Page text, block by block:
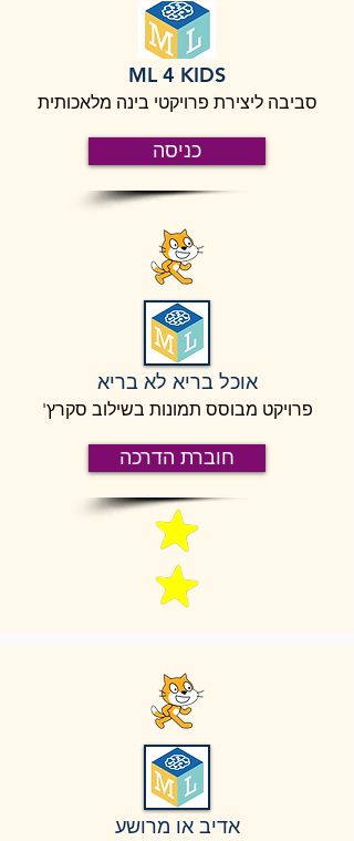
ML 4 KIDS
סביבה ליצירת פרויקטי בינה מלאכותית
כניסה
אוכל בריא לא בריא
פרויקט מבוסס תמונות בשילוב סקרץ'
חוברת הדרכה
אדיב או מרושע